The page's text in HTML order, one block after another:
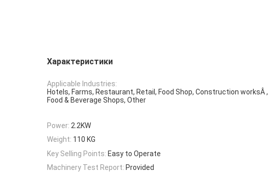
Характеристики
Applicable Industries:
Hotels, Farms, Restaurant, Retail, Food Shop, Construction worksÂ ,
Food & Beverage Shops, Other
Power: 2.2KW
Weight: 110 KG
Key Selling Points: Easy to Operate
Machinery Test Report: Provided